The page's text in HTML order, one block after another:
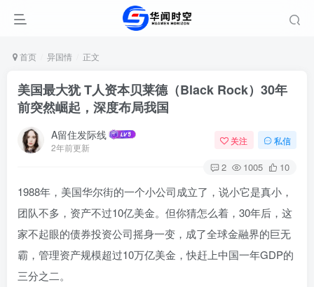
首页 异国情 正文
美国最大犹 T人资本贝莱德（Black Rock）30年
前突然崛起，深度布局我国
A留住发际线
2年前更新
关注 私信
2 1005 10
1988年，美国华尔街的一个小公司成立了，说小它是真小，
团队不多，资产不过10亿美金。但你猜怎么着，30年后，这
家不起眼的债券投资公司摇身一变，成了全球金融界的巨无
霸，管理资产规模超过10万亿美金，快赶上中国一年GDP的
三分之二。